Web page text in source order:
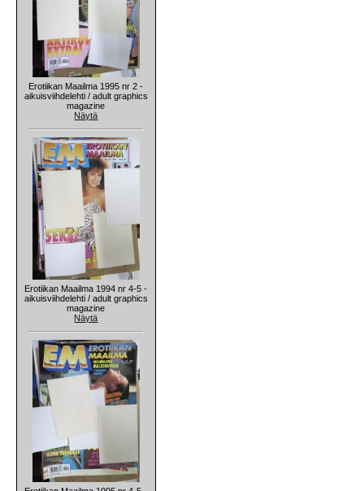
Erotiikan Maailma 1995 nr 2 -
aikuisviihdelehti / adult graphics
magazine
Näytä
Erotiikan Maailma 1994 nr 4-5 -
aikuisviihdelehti / adult graphics
magazine
Näytä